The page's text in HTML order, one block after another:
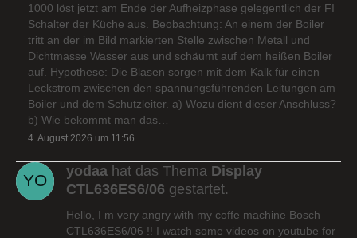
1000 löst jetzt am Ende der Aufheizphase gelegentlich der FI
Schalter der Küche aus. Beobachtung: An einem der Boiler
tritt an der im Bild markierten Stelle zwischen Metall und
Dichtmasse Wasser aus und schäumt auf dem heißen Boiler
auf. Hypothese: Die Blasen sorgen mit dem Kalk für einen
Leckstrom zwischen den spannungsführenden Leitungen am
Boiler und dem Schutzleiter. a) Wozu dient dieser Anschluss?
b) Wie bekommt man das…
4. August 2026 um 11:56
yodaa hat das Thema Display
CTL636ES6/06 gestartet.
Hello, I m very angry with my coffe machine Bosch
CTL636ES6/06 !! I watch some videos on youtube for